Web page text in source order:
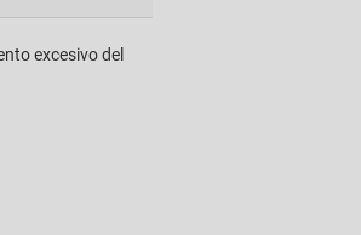
excesivo del